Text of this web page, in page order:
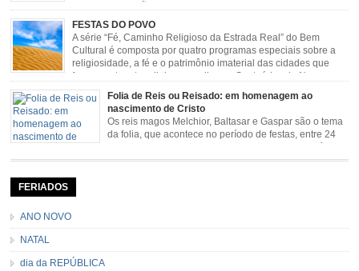
sendo milagroso e grande protetor de suas causas. o ponto alto da festa de
São Benedito é a Marujada. […]
FESTAS DO POVO
A série “Fé, Caminho Religioso da Estrada Real” do Bem
Cultural é composta por quatro programas especiais sobre a
religiosidade, a fé e o patrimônio imaterial das cidades que
fazem parte rota religiosa que liga os Santuários de Nossa
Senhora da Piedade (MG) e Nossa Senhora da Conceição Aparecida (SP)
pela Estrada Real. Quarto episódio […]
Folia de Reis ou Reisado: em homenagem ao
nascimento de Cristo
Os reis magos Melchior, Baltasar e Gaspar são o tema
da folia, que acontece no período de festas, entre 24
de dezembro e 06 de janeiro. Durante a festa, o líder e
seu contramestre lideram a música e o canto do grupo, passando pela
FERIADOS
ANO NOVO
NATAL
dia da REPÚBLICA